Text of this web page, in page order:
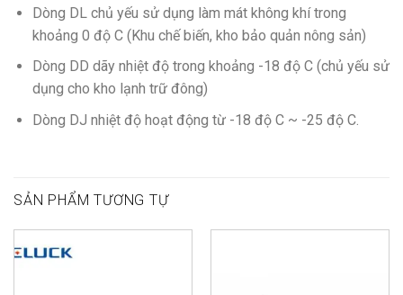
Dòng DL chủ yếu sử dụng làm mát không khí trong
khoảng 0 độ C (Khu chế biến, kho bảo quản nông sản)
Dòng DD dãy nhiệt độ trong khoảng -18 độ C (chủ yếu sử
dụng cho kho lạnh trữ đông)
Dòng DJ nhiệt độ hoạt động từ -18 độ C ~ -25 độ C.
SẢN PHẨM TƯƠNG TỰ